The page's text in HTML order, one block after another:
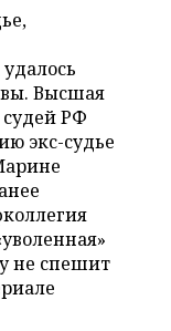
Высшая
РФ
экс-судье
не спешит